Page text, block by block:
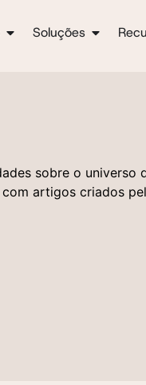
Soluções
sobre o universo
artigos criados